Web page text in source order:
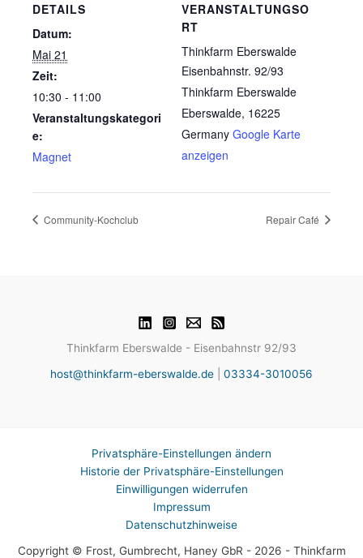
DETAILS
Datum:
Mai 21
Zeit:
10:30 - 11:00
Veranstaltungskategori
e:
Magnet
VERANSTALTUNGSO
RT
Thinkfarm Eberswalde
Eisenbahnstr. 92/93
Thinkfarm Eberswalde
Eberswalde, 16225
Germany Google Karte
anzeigen
Community-Kochclub Repair Café
Thinkfarm Eberswalde - Eisenbahnstr 92/93
host@thinkfarm-eberswalde.de
03334-3010056
Privatsphäre-Einstellungen ändern
Historie der Privatsphäre-Einstellungen
Einwilligungen widerrufen
Impressum
Datenschutzhinweise
Copyright © Frost, Gumbrecht, Haney GbR - 2026 - Thinkfarm